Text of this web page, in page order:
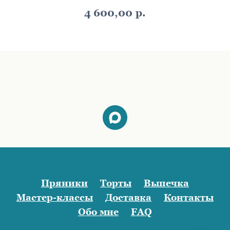
4 600,00 р.
Пряники Торты
Выпечка
Мастер-классы
Доставка
Контакты
Обо мне
FAQ